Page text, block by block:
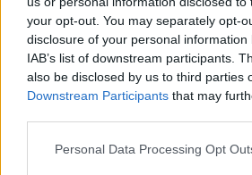
your opt-out. You may separately opt-
disclosure of your personal
IAB’s list of downstream participants.
also be disclosed by us to third parties
Downstream Participants that may
Personal Data Processing Opt
Próximas Semanas:
Semana Mundial del